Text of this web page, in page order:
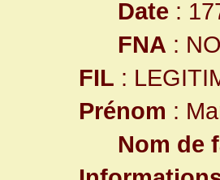
Date :
FNA : NO
FIL :
Prénom :
Nom de